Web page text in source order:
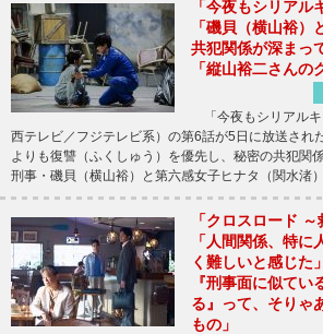
「今夜もシリアル
「磯貝（横山裕
共犯関係が深まっ
「縦山裕二さんの
「今夜もシリアル
西テレビ／フジテレビ系）の第6話が5日に放送さ
よりも復讐（ふくしゅう）を優先し、秘密の共犯関
刑事・磯貝（横山裕）と第六感女子ヒナタ（関水渚
「クロスロード
「人間関係、特
く難しいと感じた
『刑事面に似て
る』って、そりゃ
もの」